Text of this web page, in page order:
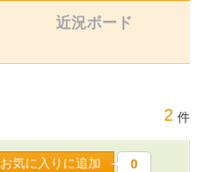
近況ボード
2 件
お気に入りに追加 0